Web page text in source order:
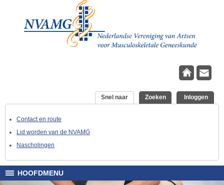
Overslaan en naar de inhoud gaan
Snel naar (actieve tabblad)
Zoeken Inloggen
Contact en route
Lid worden van de NVAMG
Nascholingen
HOOFDMENU